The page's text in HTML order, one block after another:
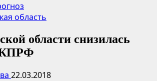
область
области снизилась
КПРФ
22.03.2018